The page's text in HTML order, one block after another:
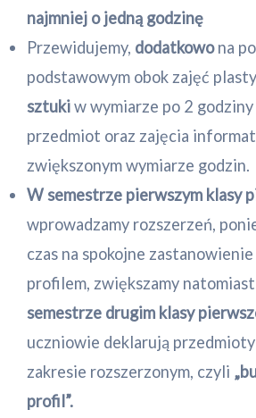
najmniej o jedną godzinę
Przewidujemy, dodatkowona
podstawowym obok zajęć
sztukiw wymiarze po 2 godziny
przedmiot oraz zajęcia
zwiększonym wymiarze godzin.
W semestrze pierwszym klasy
wprowadzamy rozszerzeń,
czas na spokojne zastanowienie
profilem, zwiększamy
semestrze drugim klasy
uczniowie deklarują
zakresie rozszerzonym, czyli
profil”.